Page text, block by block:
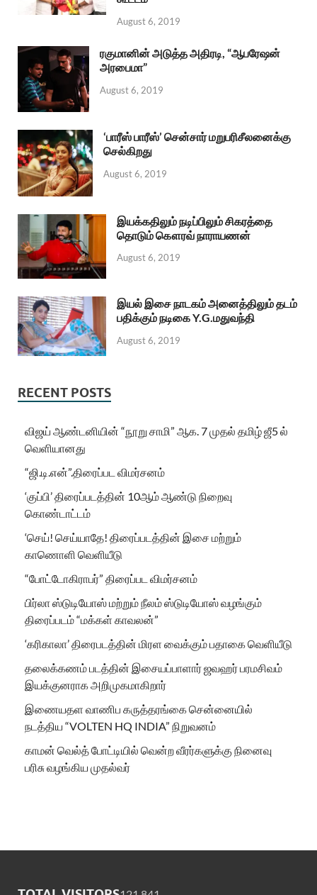
August 6, 2019
ரகுமானின் அடுத்த அதிரடி, “ஆபரேஷன்
அரபைமா”
August 6, 2019
‘பாரீஸ் பாரீஸ்’ சென்சார் மறுபரிசீலனைக்கு
செல்கிறது
August 6, 2019
இயக்கதிலும் நடிப்பிலும் சிகரத்தை
தொடும் கௌரவ் நாராயணன்
August 6, 2019
இயல் இசை நாடகம் அனைத்திலும் தடம்
பதிக்கும் நடிகை Y.G.மதுவந்தி
August 6, 2019
RECENT POSTS
விஜய் ஆண்டனியின் “நூறு சாமி” ஆக. 7 முதல் தமிழ் ஜீ5 ல்
வெளியானது
“ஜி.டி.என்”.திரைப்பட விமர்சனம்
‘குப்பி’ திரைப்படத்தின் 10ஆம் ஆண்டு நிறைவு
கொண்டாட்டம்
‘செய்! செய்யாதே! திரைப்படத்தின் இசை மற்றும்
காணொளி வெளியீடு
“போட்டோகிராபர்” திரைப்பட விமர்சனம்
பிர்லா ஸ்டுடியோஸ் மற்றும் நீலம் ஸ்டுடியோஸ் வழங்கும்
திரைப்படம் “மக்கள் காவலன்”
‘கரிகாலா’ திரைபடத்தின் மிரள வைக்கும் பதாகை வெளியீடு
தலைக்கணம் படத்தின் இசையப்பாளார் ஜவஹர் பரமசிவம்
இயக்குனராக அறிமுகமாகிறார்
இணையதள வாணிப கருத்தரங்கை சென்னையில்
நடத்திய “VOLTEN HQ INDIA” நிறுவனம்
காமன் வெல்த் போட்டியில் வென்ற வீரர்களுக்கு நினைவு
பரிசு வழங்கிய முதல்வர்